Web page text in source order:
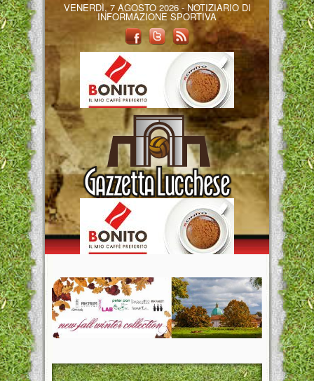
VENERDÌ, 7 AGOSTO 2026 - NOTIZIARIO DI
INFORMAZIONE SPORTIVA